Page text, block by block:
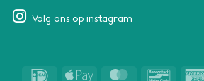
Volg ons op instagram
IDeal Apple MasterCard